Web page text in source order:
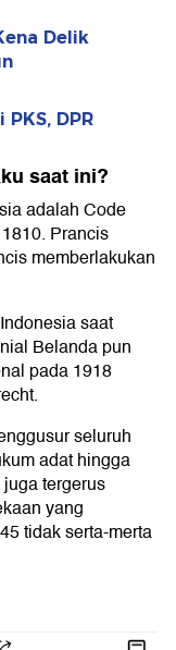
Delik
DPR
saat ini?
adalah Code
Prancis
memberlakukan
saat
Belanda pun
pada 1918
seluruh
adat hingga
tergerus
yang
tidak serta-merta